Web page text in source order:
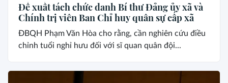
Đề xuất tách chức danh Bí thư Đảng ủy xã và
Chính trị viên Ban Chỉ huy quân sự cấp xã
ĐBQH Phạm Văn Hòa cho rằng, cần nghiên cứu điều
chỉnh tuổi nghỉ hưu đối với sĩ quan quân đội...